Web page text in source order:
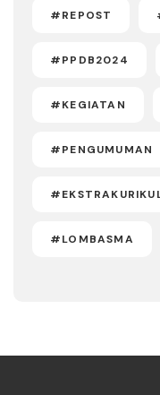
#REPOST
#PPDB2024
#KEGIATAN
#PENGUMUMAN
#LOMBASMA